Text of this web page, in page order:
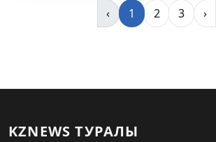
‹ 1 2 3 ›
KZNEWS ТУРАЛЫ